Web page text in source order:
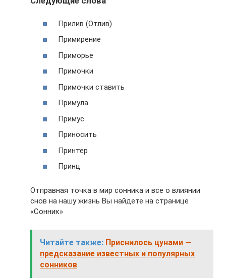
Прилив (Отлив)
Примирение
Приморье
Примочки
Примочки ставить
Примула
Примус
Приносить
Принтер
Принц
Отправная точка в мир сонника и все о влиянии
снов на нашу жизнь Вы найдете на странице
«Сонник»
Читайте также: Приснилось цунами —
предсказание известных и популярных
сонников